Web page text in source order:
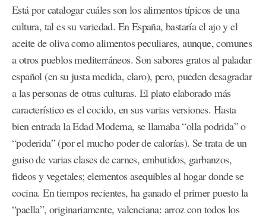
Está por catalogar cuáles son los alimentos típicos de una
cultura, tal es su variedad. En España, bastaría el ajo y el
aceite de oliva como alimentos peculiares, aunque, comunes
a otros pueblos mediterráneos. Son sabores gratos al paladar
español (en su justa medida, claro), pero, pueden desagradar
a las personas de otras culturas. El plato elaborado más
característico es el cocido, en sus varias versiones. Hasta
bien entrada la Edad Moderna, se llamaba “olla podrida” o
“poderida” (por el mucho poder de calorías). Se trata de un
guiso de varias clases de carnes, embutidos, garbanzos,
fideos y vegetales; elementos asequibles al hogar donde se
cocina. En tiempos recientes, ha ganado el primer puesto la
“paella”, originariamente, valenciana: arroz con todos los